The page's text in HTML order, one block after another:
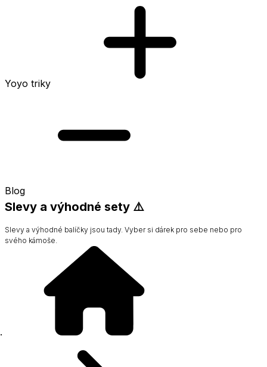
Yoyo triky
Blog
Slevy a výhodné sety ⚠️
Slevy a výhodné balíčky jsou tady. Vyber si dárek pro sebe nebo pro
svého kámoše.